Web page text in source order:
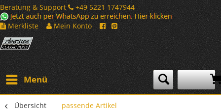
Beratung & Support
+49 5221 1747944
Merkliste
Mein Konto
Menü
Übersicht passende Artikel